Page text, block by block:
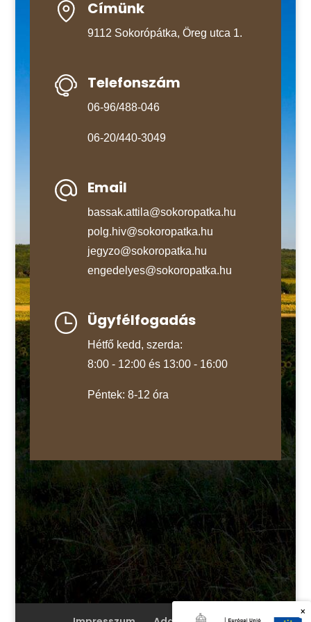
×
Címünk
9112 Sokorópátka, Öreg utca 1.
Telefonszám
06-96/488-046
06-20/440-3049
Email
bassak.attila@sokoropatka.hu
polg.hiv@sokoropatka.hu
jegyzo@sokoropatka.hu
engedelyes@sokoropatka.hu
Ügyfélfogadás
Hétfő kedd, szerda:
8:00 - 12:00 és 13:00 - 16:00
Péntek: 8-12 óra